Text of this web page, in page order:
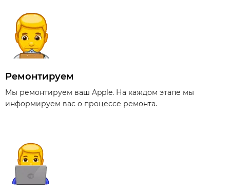
Ремонтируем
Мы ремонтируем ваш Apple. На каждом этапе мы
информируем вас о процессе ремонта.